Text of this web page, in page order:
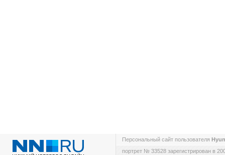
Персональный сайт пользователя
портрет № 33528 зарегистрирован в